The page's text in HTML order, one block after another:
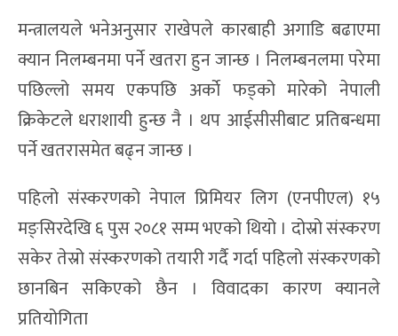
मन्त्रालयले भनेअनुसार राखेपले कारबाही अगाडि बढाएमा
क्यान निलम्बनमा पर्ने खतरा हुन जान्छ । निलम्बनलमा परेमा
पछिल्लो समय एकपछि अर्काे फड्को मारेको नेपाली
क्रिकेटले धराशायी हुन्छ नै । थप आईसीसीबाट प्रतिबन्धमा
पर्ने खतरासमेत बढ्न जान्छ ।
पहिलो संस्करणको नेपाल प्रिमियर लिग (एनपीएल) १५
मङ्सिरदेखि ६ पुस २०८१ सम्म भएको थियो । दोस्रो संस्करण
सकेर तेस्रो संस्करणको तयारी गर्दै गर्दा पहिलो संस्करणको
छानबिन सकिएको छैन । विवादका कारण क्यानले
प्रतियोगिता